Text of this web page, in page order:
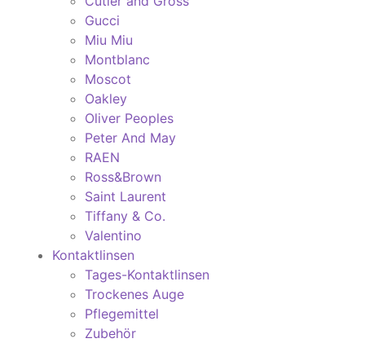
Gucci
Miu Miu
Montblanc
Moscot
Oakley
Oliver Peoples
Peter And May
RAEN
Ross&Brown
Saint Laurent
Tiffany & Co.
Valentino
Kontaktlinsen
Tages-Kontaktlinsen
Trockenes Auge
Pflegemittel
Zubehör